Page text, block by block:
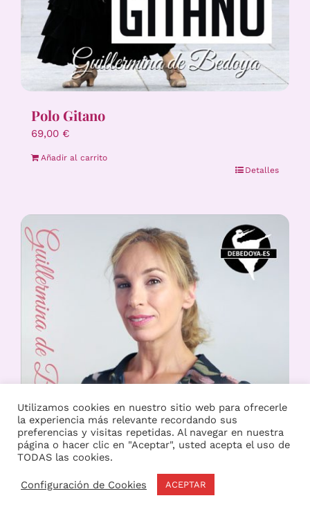
Polo Gitano
69,00 €
Añadir al carrito
Detalles
Utilizamos cookies en nuestro sitio web para ofrecerle
la experiencia más relevante recordando sus
preferencias y visitas repetidas. Al navegar en nuestra
página o hacer clic en "Aceptar", usted acepta el uso de
TODAS las cookies.
Configuración de Cookies ACEPTAR